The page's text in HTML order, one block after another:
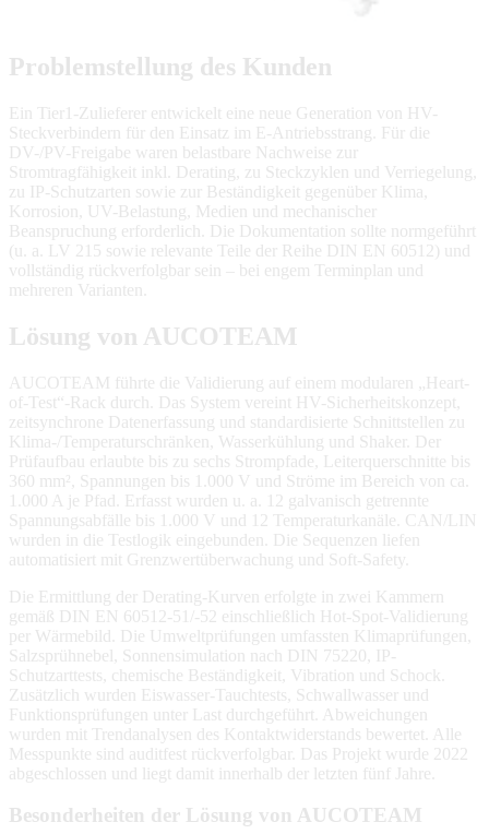
Problemstellung des Kunden
Ein Tier1-Zulieferer entwickelt eine neue Generation von HV-
Steckverbindern für den Einsatz im E-Antriebsstrang. Für die
DV-/PV-Freigabe waren belastbare Nachweise zur
Stromtragfähigkeit inkl. Derating, zu Steckzyklen und Verriegelung,
zu IP-Schutzarten sowie zur Beständigkeit gegenüber Klima,
Korrosion, UV-Belastung, Medien und mechanischer
Beanspruchung erforderlich. Die Dokumentation sollte normgeführt
(u. a. LV 215 sowie relevante Teile der Reihe DIN EN 60512) und
vollständig rückverfolgbar sein – bei engem Terminplan und
mehreren Varianten.
Lösung von AUCOTEAM
AUCOTEAM führte die Validierung auf einem modularen „Heart-
of-Test“-Rack durch. Das System vereint HV-Sicherheitskonzept,
zeitsynchrone Datenerfassung und standardisierte Schnittstellen zu
Klima-/Temperaturschränken, Wasserkühlung und Shaker. Der
Prüfaufbau erlaubte bis zu sechs Strompfade, Leiterquerschnitte bis
360 mm², Spannungen bis 1.000 V und Ströme im Bereich von ca.
1.000 A je Pfad. Erfasst wurden u. a. 12 galvanisch getrennte
Spannungsabfälle bis 1.000 V und 12 Temperaturkanäle. CAN/LIN
wurden in die Testlogik eingebunden. Die Sequenzen liefen
automatisiert mit Grenzwertüberwachung und Soft-Safety.
Die Ermittlung der Derating-Kurven erfolgte in zwei Kammern
gemäß DIN EN 60512-51/-52 einschließlich Hot-Spot-Validierung
per Wärmebild. Die Umweltprüfungen umfassten Klimaprüfungen,
Salzsprühnebel, Sonnensimulation nach DIN 75220, IP-
Schutzarttests, chemische Beständigkeit, Vibration und Schock.
Zusätzlich wurden Eiswasser-Tauchtests, Schwallwasser und
Funktionsprüfungen unter Last durchgeführt. Abweichungen
wurden mit Trendanalysen des Kontaktwiderstands bewertet. Alle
Messpunkte sind auditfest rückverfolgbar. Das Projekt wurde 2022
abgeschlossen und liegt damit innerhalb der letzten fünf Jahre.
Besonderheiten der Lösung von AUCOTEAM